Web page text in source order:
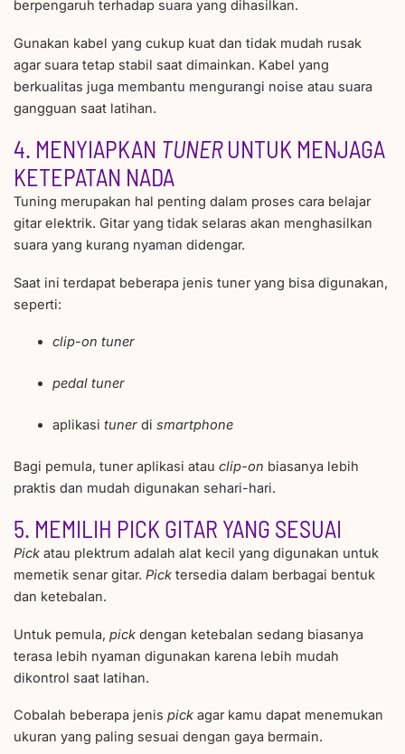
berpengaruh terhadap suara yang dihasilkan.
Gunakan kabel yang cukup kuat dan tidak mudah rusak
agar suara tetap stabil saat dimainkan. Kabel yang
berkualitas juga membantu mengurangi noise atau suara
gangguan saat latihan.
4. MENYIAPKAN TUNERUNTUK MENJAGA
KETEPATAN NADA
Tuning merupakan hal penting dalam proses cara belajar
gitar elektrik. Gitar yang tidak selaras akan menghasilkan
suara yang kurang nyaman didengar.
Saat ini terdapat beberapa jenis tuner yang bisa digunakan,
seperti:
clip-on tuner
pedal tuner
aplikasituner dismartphone
Bagi pemula, tuner aplikasi atau clip-on biasanya lebih
praktis dan mudah digunakan sehari-hari.
5. MEMILIH PICK GITAR YANG SESUAI
Pickatau plektrum adalah alat kecil yang digunakan untuk
memetik senar gitar. Picktersedia dalam berbagai bentuk
dan ketebalan.
Untuk pemula, pickdengan ketebalan sedang biasanya
terasa lebih nyaman digunakan karena lebih mudah
dikontrol saat latihan.
Cobalah beberapa jenis pickagar kamu dapat menemukan
ukuran yang paling sesuai dengan gaya bermain.